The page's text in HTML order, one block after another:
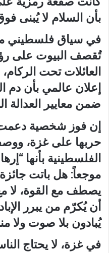
بأن السلام لا يُبنى
في سياق فلسطيني
تُقصف البيوت على
العائلات تحت
إعلان عالمي بأن
ضمن معايير العدالة
إن فوز شخصية
حربها على غزة،
الفلسطينية بأنها
موجعاً: هل باتت
يصطف مع القوة، لا
أن يُكرّم من يبرر
يُبادون بلا صوت ولا
في غزة، لا يحتاج